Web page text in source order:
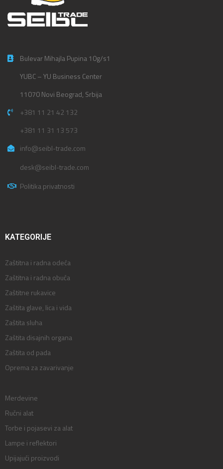
Bulevar Mihajla Pupina 10g/s1
YUBC – YU Business Center
11070 Novi Beograd, Srbija
+381 11 21 42 132
+381 11 31 13 573
info@seibl-trade.com
desk@seibl-trade.com
Politika privatnosti
KATEGORIJE
Zaštitna i radna odeća
Zaštitna i radna obuća
Zaštitne rukavice
Zaštita glave, lica i vida
Zaštita sluha
Zaštita disajnih organa
Zaštita od pada
Oprema za zavarivanje
Merdevine
Ručni alat
Torbe i pojasevi za alat
Lampe i reflektori
Upijajući proizvodi